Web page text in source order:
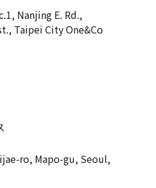
Nanjing E. Rd.,
Taipei City One&Co
ro, Mapo-gu, Seoul,